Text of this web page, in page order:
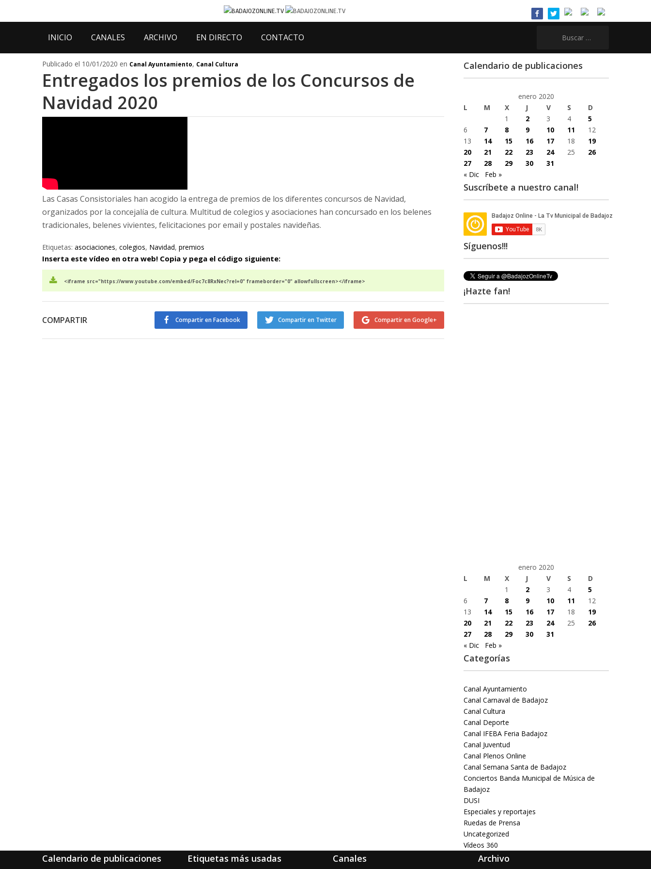
INICIO CANALES ARCHIVO EN DIRECTO CONTACTO
Publicado el 10/01/2020 en Canal Ayuntamiento, Canal Cultura
Entregados los premios de los Concursos de
Navidad 2020
Las Casas Consistoriales han acogido la entrega de premios de los diferentes concursos de Navidad,
organizados por la concejalía de cultura. Multitud de colegios y asociaciones han concursado en los belenes
tradicionales, belenes vivientes, felicitaciones por email y postales navideñas.
Etiquetas: asociaciones, colegios, Navidad, premios
Inserta este vídeo en otra web! Copia y pega el código siguiente:
<iframe src="https://www.youtube.com/embed/Foc7c8RxNec?rel=0" frameborder="0" allowfullscreen></iframe>
COMPARTIR Compartir en Google+
Compartir en Twitter
Compartir en Facebook
Calendario de publicaciones
enero 2020
L
M X J V S
D
1
2 3 4
5
6
7 8 9 10 11
12
13
14 15 16 17 18
19
20
21 22 23 24 25
26
27
28 29 30
31
« Dic
Feb »
Suscríbete a nuestro canal!
Síguenos!!!
¡Hazte fan!
enero 2020
L
M X J V S
D
1
2 3 4
5
6
7 8 9 10 11
12
13
14 15 16 17 18
19
20
21 22 23 24 25
26
27
28 29 30
31
« Dic
Feb »
Categorías
Canal Ayuntamiento
Canal Carnaval de Badajoz
Canal Cultura
Canal Deporte
Canal IFEBA Feria Badajoz
Canal Juventud
Canal Plenos Online
Canal Semana Santa de Badajoz
Conciertos Banda Municipal de Música de
Badajoz
DUSI
Especiales y reportajes
Ruedas de Prensa
Uncategorized
Vídeos 360
Calendario de publicaciones Etiquetas más usadas Canales Archivo